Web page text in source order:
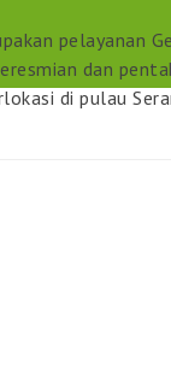
pelayanan
dan
di pulau